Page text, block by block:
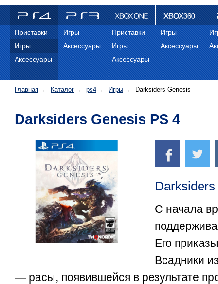
ps4
Приставки
Игры
Аксессуары
PS3
Игры
Аксессуары
Xbox One
Приставки
Игры
Аксессуары
Xbox 360
Игры
Аксессуары
Главная Каталог ps4 Игры Darksiders Genesis
Darksiders Genesis PS 4
С начала
Его
Всадники
— расы, появившейся в результате